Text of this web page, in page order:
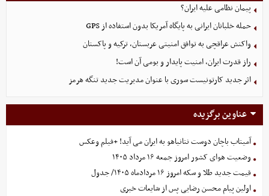
پیمان نظامی علیه ایران؟
حمله خلبانان ایرانی به پایگاه آمریکا بدون استفاده از GPS
واکنش عراقچی به توافق امنیتی عربستان، ترکیه و پاکستان
راز قدرت ایران، امنیت پایدار و بومی آن است!
اثر جدید کارتونیست سوری با عنوان مدیریت جدید تنگه هرمز
عناوین برگزیده
آمیتاب باچان دوست نتانیاهو به ایران می آید! +فیلم وعکس
وضعیت هوای کشور امروز جمعه ۱۶ مرداد ۱۴۰۵
قیمت جدید طلا و سکه امروز ۱۶ مردادماه ۱۴۰۵/ جدول
اولین پیام محسن رضایی پس از شایعات خبری